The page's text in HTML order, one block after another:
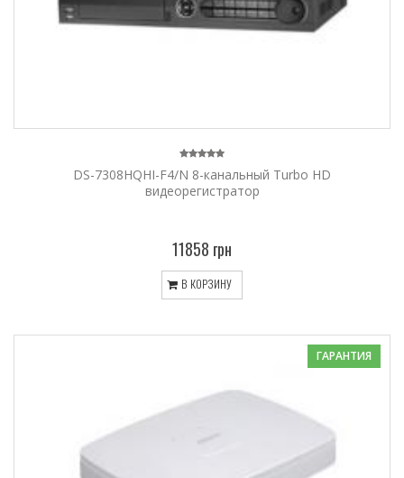
DS-7308HQHI-F4/N 8-канальный Turbo HD
видеорегистратор
11858 грн
В КОРЗИНУ
ГАРАНТИЯ